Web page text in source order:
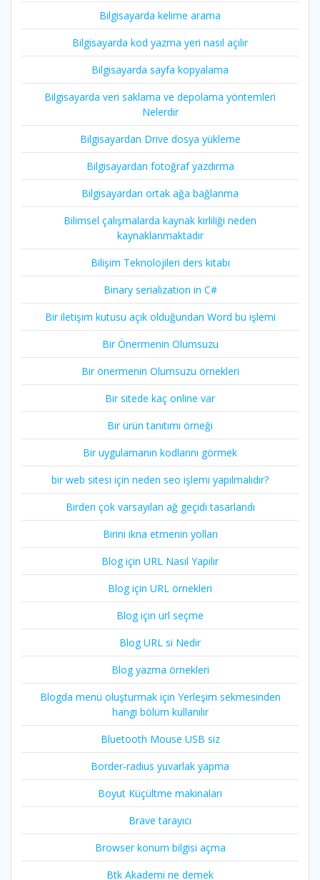
Bilgisayarda kelime arama
Bilgisayarda kod yazma yeri nasıl açılır
Bilgisayarda sayfa kopyalama
Bilgisayarda veri saklama ve depolama yöntemleri
Nelerdir
Bilgisayardan Drive dosya yükleme
Bilgisayardan fotoğraf yazdırma
Bilgisayardan ortak ağa bağlanma
Bilimsel çalışmalarda kaynak kirliliği neden
kaynaklanmaktadır
Bilişim Teknolojileri ders kitabı
Binary serialization in C#
Bir iletişim kutusu açık olduğundan Word bu işlemi
Bir Önermenin Olumsuzu
Bir önermenin Olumsuzu örnekleri
Bir sitede kaç online var
Bir ürün tanıtımı örneği
Bir uygulamanın kodlarını görmek
bir web sitesi için neden seo işlemi yapılmalıdır?
Birden çok varsayılan ağ geçidi tasarlandı
Birini ikna etmenin yolları
Blog için URL Nasıl Yapılır
Blog için URL örnekleri
Blog için url seçme
Blog URL si Nedir
Blog yazma örnekleri
Blogda menü oluşturmak için Yerleşim sekmesinden
hangi bölüm kullanılır
Bluetooth Mouse USB siz
Border-radius yuvarlak yapma
Boyut Küçültme makinaları
Brave tarayıcı
Browser konum bilgisi açma
Btk Akademi ne demek